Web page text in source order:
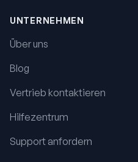
UNTERNEHMEN
Über uns
Blog
Vertrieb kontaktieren
Hilfezentrum
Support anfordern